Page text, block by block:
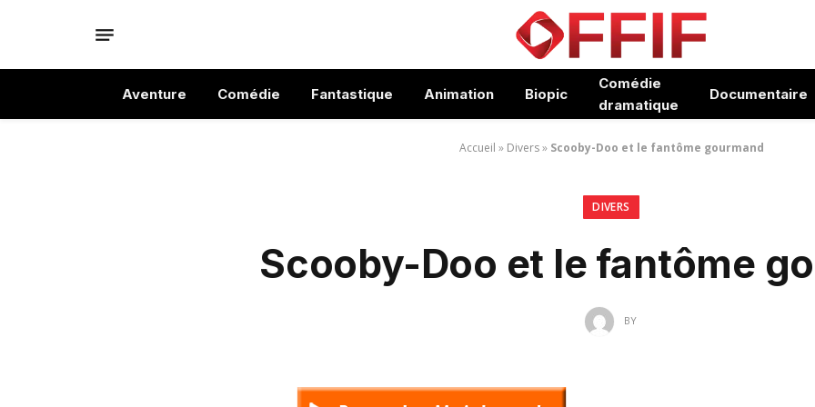
Aventure Comédie Fantastique Animation Biopic
Comédie
dramatique
Documentaire
Accueil » Divers» Scooby-Doo et le fantôme gourmand
DIVERS
Scooby-Doo et le fantôme
BY